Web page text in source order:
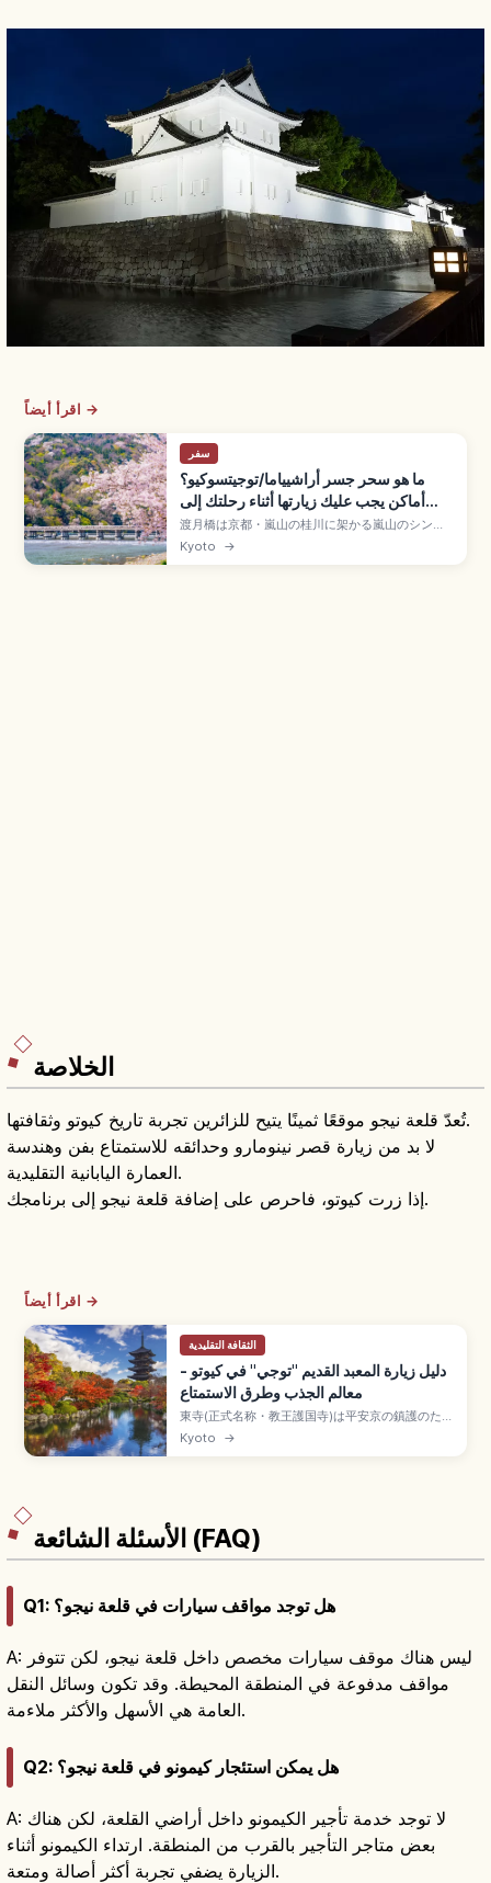
اقرأ أيضاً →
سفر
ما هو سحر جسر أراشيياما/توجيتسوكيو؟
أماكن يجب عليك زيارتها أثناء رحلتك إلى
كيوتو
渡月橋は京都・嵐山の桂川に架かる嵐山のシンボ
ルで、鎌倉時代の亀山上皇が「くまなき月の渡る
に似る」と詠んだ名橋。桜は3月下旬〜4月上旬、
Kyoto →
الخلاصة
تُعدّ قلعة نيجو موقعًا ثمينًا يتيح للزائرين تجربة تاريخ كيوتو وثقافتها.
لا بد من زيارة قصر نينومارو وحدائقه للاستمتاع بفن وهندسة
العمارة اليابانية التقليدية.
إذا زرت كيوتو، فاحرص على إضافة قلعة نيجو إلى برنامجك.
اقرأ أيضاً →
الثقافة التقليدية
دليل زيارة المعبد القديم "توجي" في كيوتو -
معالم الجذب وطرق الاستمتاع
東寺(正式名称・教王護国寺)は平安京の鎮護のため
に建立された真言密教の根本道場で、京都駅から
徒歩約15分の世界遺産。高さ約55mの国宝・五重
Kyoto →
الأسئلة الشائعة (FAQ)
Q1: هل توجد مواقف سيارات في قلعة نيجو؟
A: ليس هناك موقف سيارات مخصص داخل قلعة نيجو، لكن تتوفر
مواقف مدفوعة في المنطقة المحيطة. وقد تكون وسائل النقل
العامة هي الأسهل والأكثر ملاءمة.
Q2: هل يمكن استئجار كيمونو في قلعة نيجو؟
A: لا توجد خدمة تأجير الكيمونو داخل أراضي القلعة، لكن هناك
بعض متاجر التأجير بالقرب من المنطقة. ارتداء الكيمونو أثناء
الزيارة يضفي تجربة أكثر أصالة ومتعة.